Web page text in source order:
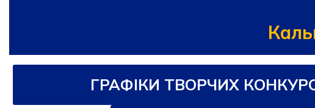
ГРАФІКИ ТВОРЧИХ